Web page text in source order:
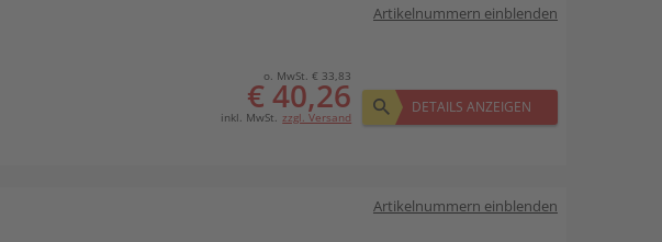
Artikelnummern einblenden
o. MwSt. € 33,83
€ 40,26
inkl. MwSt. zzgl. Versand
DETAILS ANZEIGEN
Artikelnummern einblenden